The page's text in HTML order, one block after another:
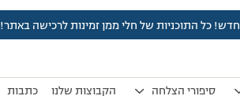
חדש! כל התוכניות של חלי ממן זמינות לרכישה באתר!
סיפורי הצלחה הקבוצות שלנו כתבות